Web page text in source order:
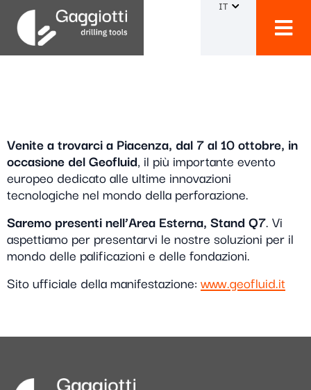
IT
Venite a trovarci a Piacenza, dal 7 al 10 ottobre, in
occasione del Geofluid, il più importante evento
europeo dedicato alle ultime innovazioni
tecnologiche nel mondo della perforazione.
Saremo presenti nell’Area Esterna, Stand Q7. Vi
aspettiamo per presentarvi le nostre soluzioni per il
mondo delle palificazioni e delle fondazioni.
Sito ufficiale della manifestazione: www.geofluid.it